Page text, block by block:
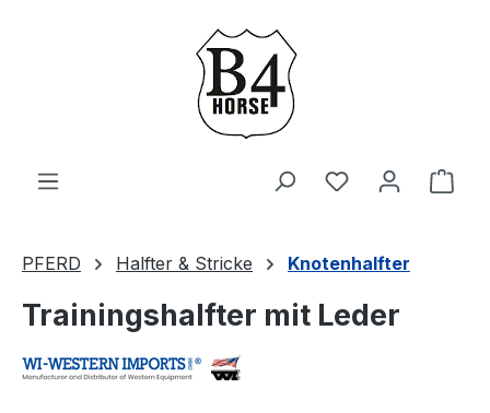
Zum Hauptinhalt springen
Du hast 0
PFERD Halfter & Stricke Knotenhalfter
Trainingshalfter mit Leder